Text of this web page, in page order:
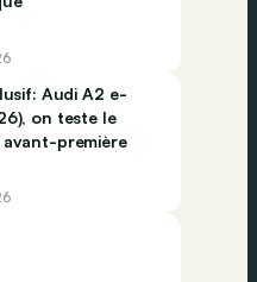
Audi A2 e-
on teste le
première